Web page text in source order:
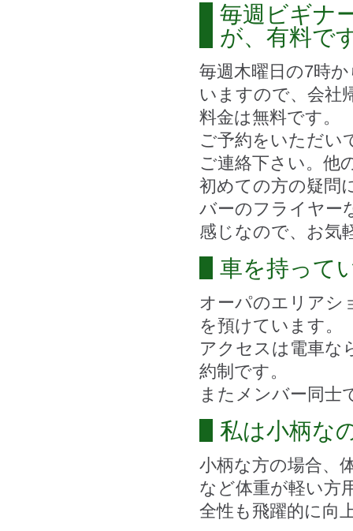
毎週ビギナ
が、有料で
毎週木曜日の7時
いますので、会社
料金は無料です。
ご予約をいただい
ご連絡下さい。他
初めての方の疑問
バーのフライヤー
感じなので、お気
車を持って
オーパのエリアシ
を預けています。
アクセスは電車な
約制です。
またメンバー同士
私は小柄な
小柄な方の場合、
など体重が軽い方
全性も飛躍的に向